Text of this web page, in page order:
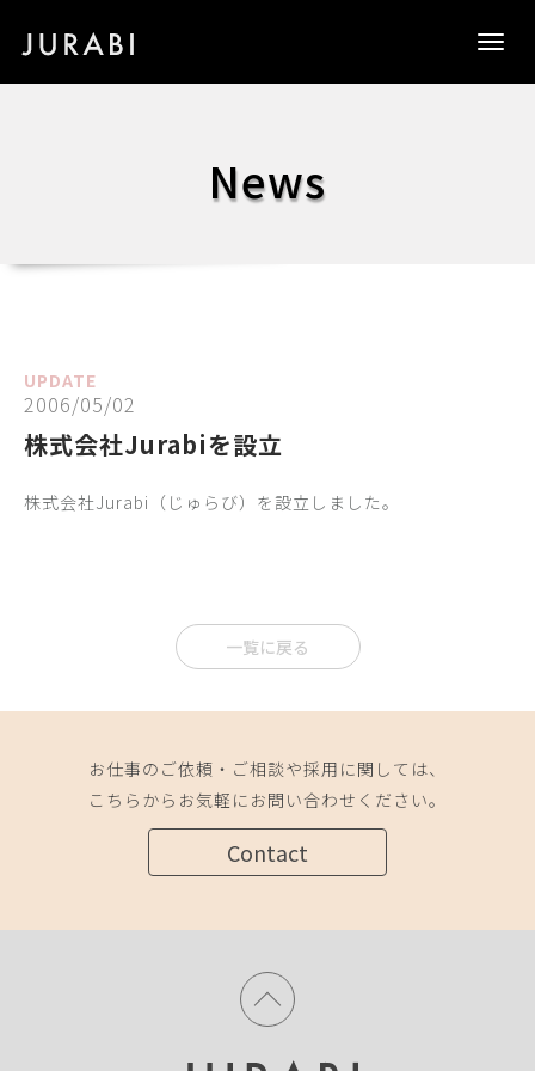
News
UPDATE
2006/05/02
株式会社Jurabiを設立
株式会社Jurabi（じゅらび）を設立しました。
一覧に戻る
お仕事のご依頼・ご相談や採用に関しては、
こちらからお気軽にお問い合わせください。
Contact